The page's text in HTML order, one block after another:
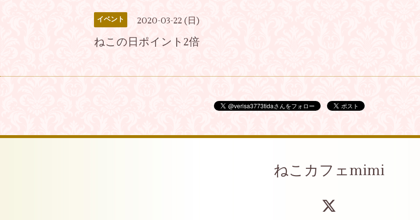
イベント 2020-03-22 (日)
ねこの日ポイント2倍
ねこカフェmimi